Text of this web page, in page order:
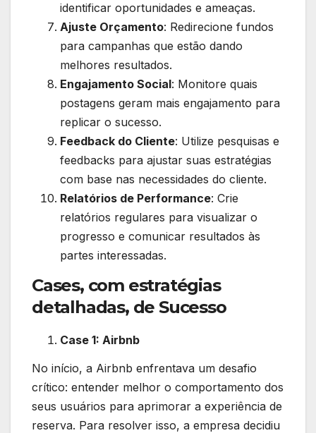
identificar oportunidades e ameaças.
Ajuste Orçamento: Redirecione fundos
para campanhas que estão dando
melhores resultados.
Engajamento Social: Monitore quais
postagens geram mais engajamento para
replicar o sucesso.
Feedback do Cliente: Utilize pesquisas e
feedbacks para ajustar suas estratégias
com base nas necessidades do cliente.
Relatórios de Performance: Crie
relatórios regulares para visualizar o
progresso e comunicar resultados às
partes interessadas.
Cases, com estratégias
detalhadas, de Sucesso
Case 1: Airbnb
No início, a Airbnb enfrentava um desafio
crítico: entender melhor o comportamento dos
seus usuários para aprimorar a experiência de
reserva. Para resolver isso, a empresa decidiu